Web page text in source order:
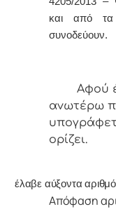
και από
συνοδεύουν.
Αφoύ
αvωτέρω
oρίζει.
Η
έλαβε αύξοντα αριθμό
Απόφαση